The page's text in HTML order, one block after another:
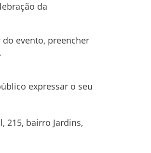
da
evento, preencher
expressar o seu
215, bairro Jardins,